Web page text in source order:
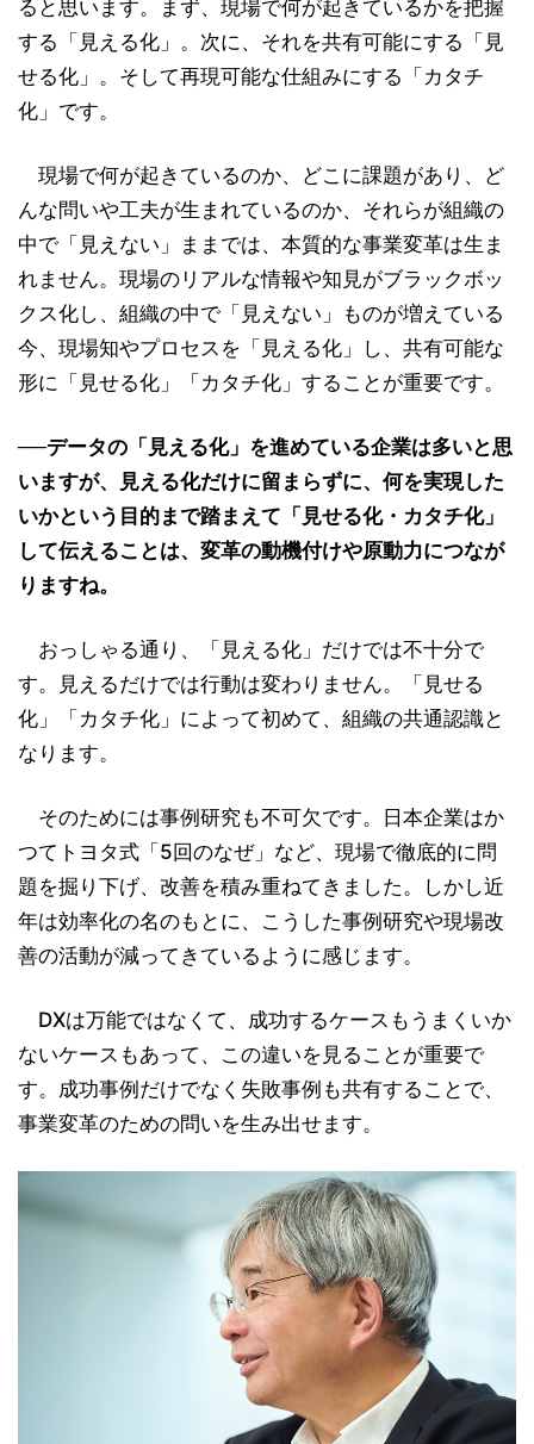
ると思います。まず、現場で何が起きているかを把握
する「見える化」。次に、それを共有可能にする「見
せる化」。そして再現可能な仕組みにする「カタチ
化」です。
現場で何が起きているのか、どこに課題があり、ど
んな問いや工夫が生まれているのか、それらが組織の
中で「見えない」ままでは、本質的な事業変革は生ま
れません。現場のリアルな情報や知見がブラックボッ
クス化し、組織の中で「見えない」ものが増えている
今、現場知やプロセスを「見える化」し、共有可能な
形に「見せる化」「カタチ化」することが重要です。
──データの「見える化」を進めている企業は多いと思
いますが、見える化だけに留まらずに、何を実現した
いかという目的まで踏まえて「見せる化・カタチ化」
して伝えることは、変革の動機付けや原動力につなが
りますね。
おっしゃる通り、「見える化」だけでは不十分で
す。見えるだけでは行動は変わりません。「見せる
化」「カタチ化」によって初めて、組織の共通認識と
なります。
そのためには事例研究も不可欠です。日本企業はか
つてトヨタ式「5回のなぜ」など、現場で徹底的に問
題を掘り下げ、改善を積み重ねてきました。しかし近
年は効率化の名のもとに、こうした事例研究や現場改
善の活動が減ってきているように感じます。
DXは万能ではなくて、成功するケースもうまくいか
ないケースもあって、この違いを見ることが重要で
す。成功事例だけでなく失敗事例も共有することで、
事業変革のための問いを生み出せます。